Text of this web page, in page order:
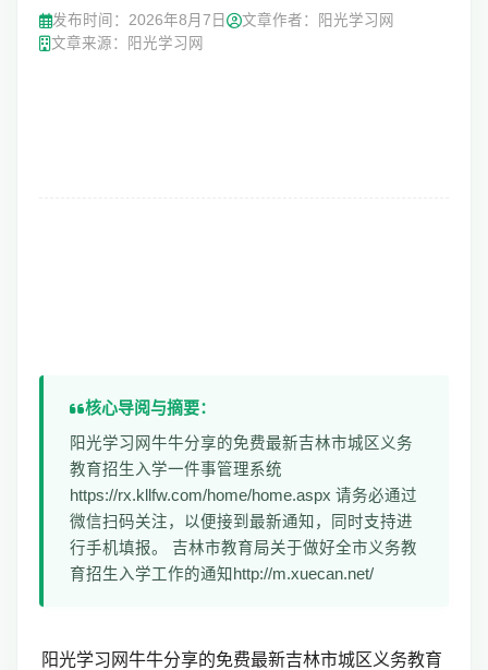
发布时间： 2026年8月7日
文章作者：阳光学习网
文章来源：阳光学习网
核心导阅与摘要：
阳光学习网牛牛分享的免费最新吉林市城区义务
教育招生入学一件事管理系统
https://rx.kllfw.com/home/home.aspx 请务必通过
微信扫码关注，以便接到最新通知，同时支持进
行手机填报。 吉林市教育局关于做好全市义务教
育招生入学工作的通知http://m.xuecan.net/
阳光学习网牛牛分享的免费最新吉林市城区义务教育